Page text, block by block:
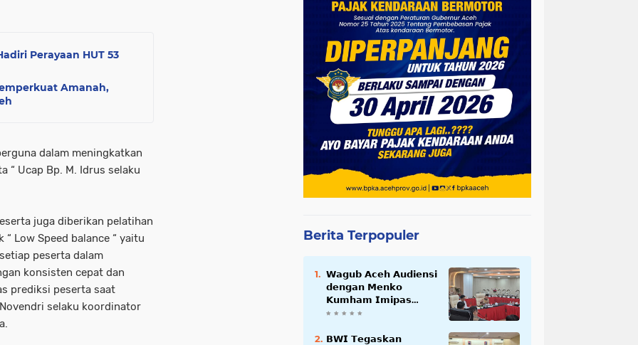
Perayaan HUT 53
Amanah,
dalam meningkatkan
“ Ucap Bp. M. Idrus selaku
juga diberikan pelatihan
Low Speed balance “ yaitu
peserta dalam
konsisten cepat dan
prediksi peserta saat
selaku koordinator
Berita Terpopuler
𝗪𝗮𝗴𝘂𝗯 𝗔𝗰𝗲𝗵 𝗔𝘂𝗱𝗶𝗲𝗻𝘀𝗶
𝗱𝗲𝗻𝗴𝗮𝗻 𝗠𝗲𝗻𝗸𝗼
𝗞𝘂𝗺𝗵𝗮𝗺 𝗜𝗺𝗶𝗽𝗮𝘀
𝗧𝗲𝗿𝗸𝗮𝗶𝘁 𝗦𝘁𝗮𝘁𝘂𝘀 𝗪𝗮𝗸𝗮𝗳
𝗕𝗪𝗜 𝗧𝗲𝗴𝗮𝘀𝗸𝗮𝗻